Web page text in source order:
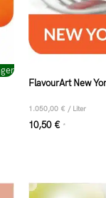
FlavourArt New
1.050,00 € / Liter
10,50 € *